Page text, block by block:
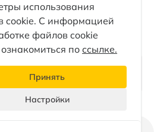
либо копирование
сайта, элементов дизайна и
с письменного разрешения
на источник.
файлов cookie
использования
cookie. С информацией
файлов cookie
поссылке.
Принять
Настройки